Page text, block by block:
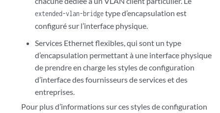
extended-vlan-bridgetype d’encapsulation est
configuré sur l’interface physique.
Services Ethernet flexibles, qui sont un type
d’encapsulation permettant à une interface physique
de prendre en charge les styles de configuration
d’interface des fournisseurs de services et des
entreprises.
Pour plus d’informations sur ces styles de configuration